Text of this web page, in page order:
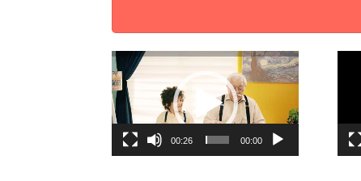
نمایشگر
ویدیو
00:00
00:26